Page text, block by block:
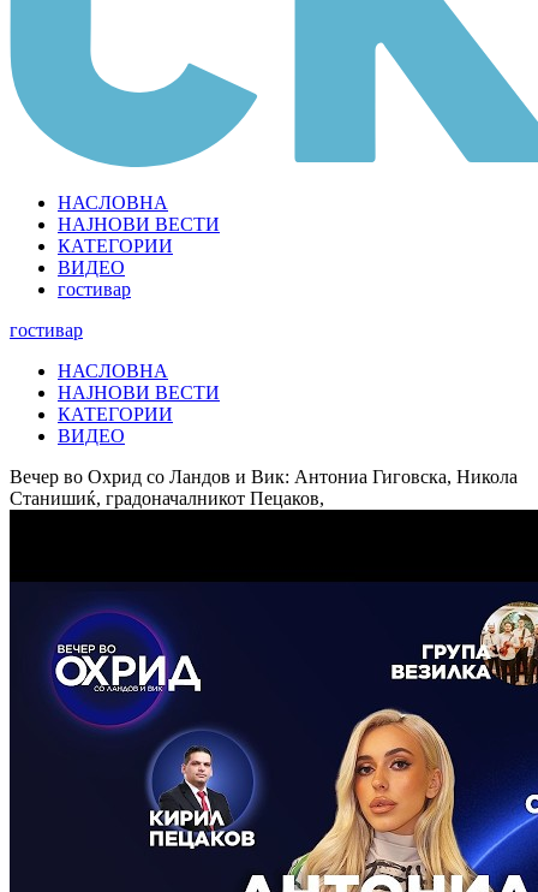
НАСЛОВНА
НАЈНОВИ ВЕСТИ
КАТЕГОРИИ
ВИДЕО
гостивар
гостивар
НАСЛОВНА
НАЈНОВИ ВЕСТИ
КАТЕГОРИИ
ВИДЕО
Вечер во Охрид со Ландов и Вик: Антониа Гиговска, Никола
Станишиќ, градоначалникот Пецаков,